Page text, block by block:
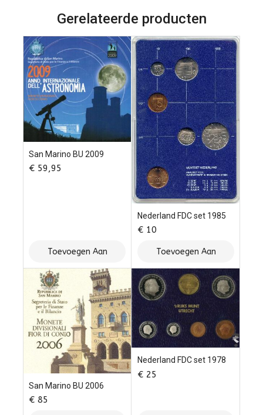
Gerelateerde producten
San Marino BU 2009
€ 59,95
Toevoegen Aan
Winkelwagen
Nederland FDC set 1985
€ 10
Toevoegen Aan
Winkelwagen
San Marino BU 2006
€ 85
Nederland FDC set 1978
€ 25